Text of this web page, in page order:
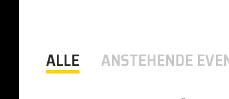
ALLE ANSTEHENDE